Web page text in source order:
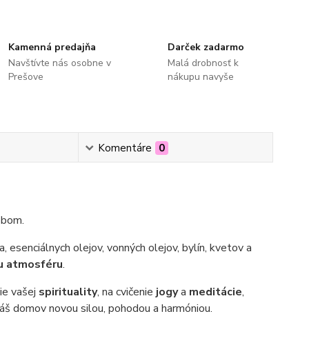
Kamenná predajňa
Navštívte nás osobne v
Prešove
Darček zadarmo
Malá drobnosť k
nákupu navyše
Komentáre 0
esenciálnych olejov, vonných olejov, bylín, kvetov a
atmosféru.
vašej spirituality, na cvičenie jogya meditácie,
domov novou silou, pohodou a harmóniou.